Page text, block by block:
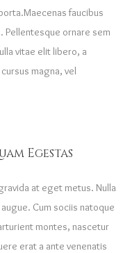
faucibus
Pellentesque ornare sem
vitae elit libero, a
magna, vel
Egestas
at eget metus. Nulla
Cum sociis natoque
montes, nascetur
erat a ante venenatis